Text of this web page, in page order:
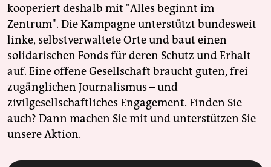
kooperiert deshalb mit "Alles beginnt im
Zentrum". Die Kampagne unterstützt bundesweit
linke, selbstverwaltete Orte und baut einen
solidarischen Fonds für deren Schutz und Erhalt
auf. Eine offene Gesellschaft braucht guten, frei
zugänglichen Journalismus – und
zivilgesellschaftliches Engagement. Finden Sie
auch? Dann machen Sie mit und unterstützen Sie
unsere Aktion.